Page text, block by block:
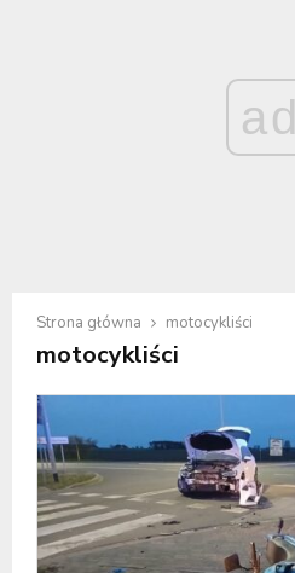
ad
Strona główna motocykliści
motocykliści